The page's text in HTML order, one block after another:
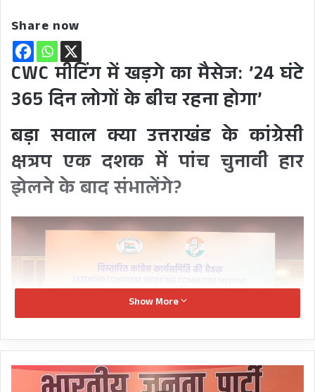
Share now
CWC मीटिंग में खड़गे का मैसेज: ’24 घंटे
365 दिन लोगों के बीच रहना होगा’
बड़ा सवाल क्या उत्तराखंड के कांग्रेसी
क्षत्रप एक दशक में पांच चुनावी हार
झेलने के बाद संभालेंगे?
Show More
हरिद्वार-